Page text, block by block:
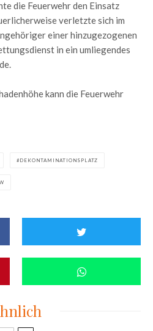
die Feuerwehr den Einsatz
verletzte sich im
einer hinzugezogenen
in ein umliegendes
kann die Feuerwehr
DEKONTAMINATIONSPLATZ